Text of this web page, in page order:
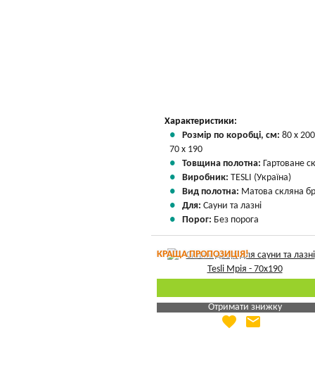
Характеристики:
Розмір по коробці, см: 80 х
70 х 190
Товщина полотна: Гартоване
Виробник: TESLI (Україна)
Вид полотна: Матова скляна
Для: Сауни та лазні
Порог: Без порога
КРАЩА ПРОПОЗИЦІЯ!
Отримати знижку
Яка Ваша ціна
favorite email